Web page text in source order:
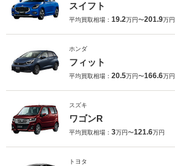
スイフト
平均買取相場： 19.2万円〜201.9万円
ホンダ
フィット
平均買取相場： 20.5万円〜166.6万円
スズキ
ワゴンR
平均買取相場： 3万円〜121.6万円
トヨタ